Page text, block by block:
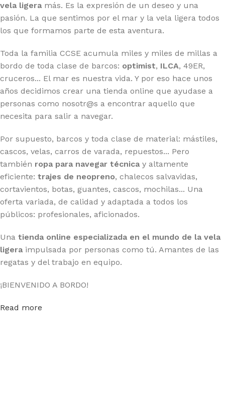
vela ligera más. Es la expresión de un deseo y una
pasión. La que sentimos por el mar y la vela ligera todos
los que formamos parte de esta aventura.
Toda la familia CCSE acumula miles y miles de millas a
bordo de toda clase de barcos: optimist, ILCA, 49ER,
cruceros... El mar es nuestra vida. Y por eso hace unos
años decidimos crear una tienda online que ayudase a
personas como nosotr@s a encontrar aquello que
necesita para salir a navegar.
Por supuesto, barcos y toda clase de material: mástiles,
cascos, velas, carros de varada, repuestos... Pero
también ropa para navegar técnica y altamente
eficiente: trajes de neopreno, chalecos salvavidas,
cortavientos, botas, guantes, cascos, mochilas... Una
oferta variada, de calidad y adaptada a todos los
públicos: profesionales, aficionados.
Una tienda online especializada en el mundo de la vela
ligera impulsada por personas como tú. Amantes de las
regatas y del trabajo en equipo.
¡BIENVENIDO A BORDO!
Read more